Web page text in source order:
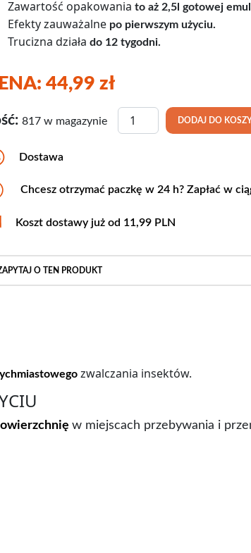
Zawartość opakowania to aż 2,5l gotowej
Efekty zauważalne po pierwszym użyciu.
Trucizna działa do 12 tygodni.
44,99 zł
817 w magazynie ilość Silny preparat na
DODAJ DO
Dostawa
Chcesz otrzymać paczkę w 24 h? Zapłać w
Koszt dostawy już od 11,99 PLN
O TEN PRODUKT
zwalczania insektów.
w miejscach przebywania i